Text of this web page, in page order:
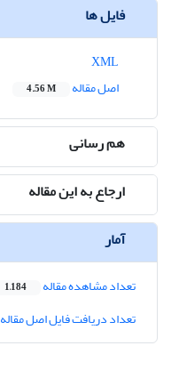
فایل ها
اصل مقاله
4.56 M
هم رسانی
ارجاع به این مقاله
آمار
تعداد مشاهده مقاله 1,184
تعداد دریافت فایل اصل مقاله